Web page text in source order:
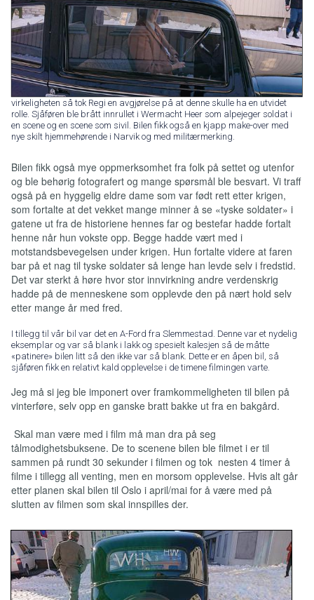
virkeligheten så tok Regi en avgjørelse på at denne skulle ha en utvidet
rolle. Sjåføren ble brått innrullet i Wermacht Heer som alpejeger soldat i
en scene og en scene som sivil. Bilen fikk også en kjapp make-over med
nye skilt hjemmehørende i Narvik og med militærmerking.
Bilen fikk også mye oppmerksomhet fra folk på settet og utenfor
og ble behørig fotografert og mange spørsmål ble besvart. Vi traff
også på en hyggelig eldre dame som var født rett etter krigen,
som fortalte at det vekket mange minner å se «tyske soldater» i
gatene ut fra de historiene hennes far og bestefar hadde fortalt
henne når hun vokste opp. Begge hadde vært med i
motstandsbevegelsen under krigen. Hun fortalte videre at faren
bar på et nag til tyske soldater så lenge han levde selv i fredstid.
Det var sterkt å høre hvor stor innvirkning andre verdenskrig
hadde på de menneskene som opplevde den på nært hold selv
etter mange år med fred.
I tillegg til vår bil var det en A-Ford fra Slemmestad. Denne var et nydelig
eksemplar og var så blank i lakk og spesielt kalesjen så de måtte
«patinere» bilen litt så den ikke var så blank. Dette er en åpen bil, så
sjåføren fikk en relativt kald opplevelse i de timene filmingen varte.
Jeg må si jeg ble imponert over framkommeligheten til bilen på
vinterføre, selv opp en ganske bratt bakke ut fra en bakgård.
Skal man være med i film må man dra på seg
tålmodighetsbuksene. De to scenene bilen ble filmet i er til
sammen på rundt 30 sekunder i filmen og tok nesten 4 timer å
filme i tillegg all venting, men en morsom opplevelse. Hvis alt går
etter planen skal bilen til Oslo i april/mai for å være med på
slutten av filmen som skal innspilles der.